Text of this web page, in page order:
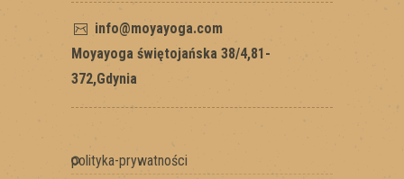
info@moyayoga.com
Moyayoga świętojańska 38/4,81-
372,Gdynia
polityka-prywatności